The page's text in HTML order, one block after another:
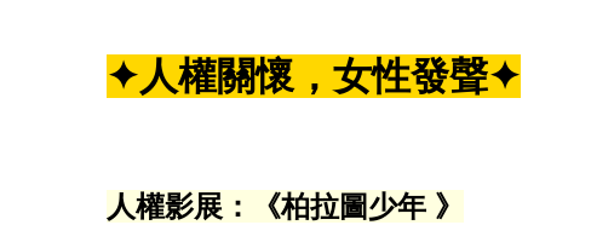
✦人權關懷，女性發聲✦
人權影展：《柏拉圖少年 》